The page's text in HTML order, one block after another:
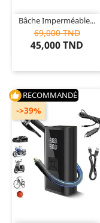
Bâche Imperméable...
69,000 TND
45,000 TND
thumb_up RECOMMANDÉ
->39%